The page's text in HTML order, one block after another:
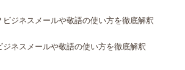
ビジネスメールや敬語の使い方を徹底解釈
ジネスメールや敬語の使い方を徹底解釈